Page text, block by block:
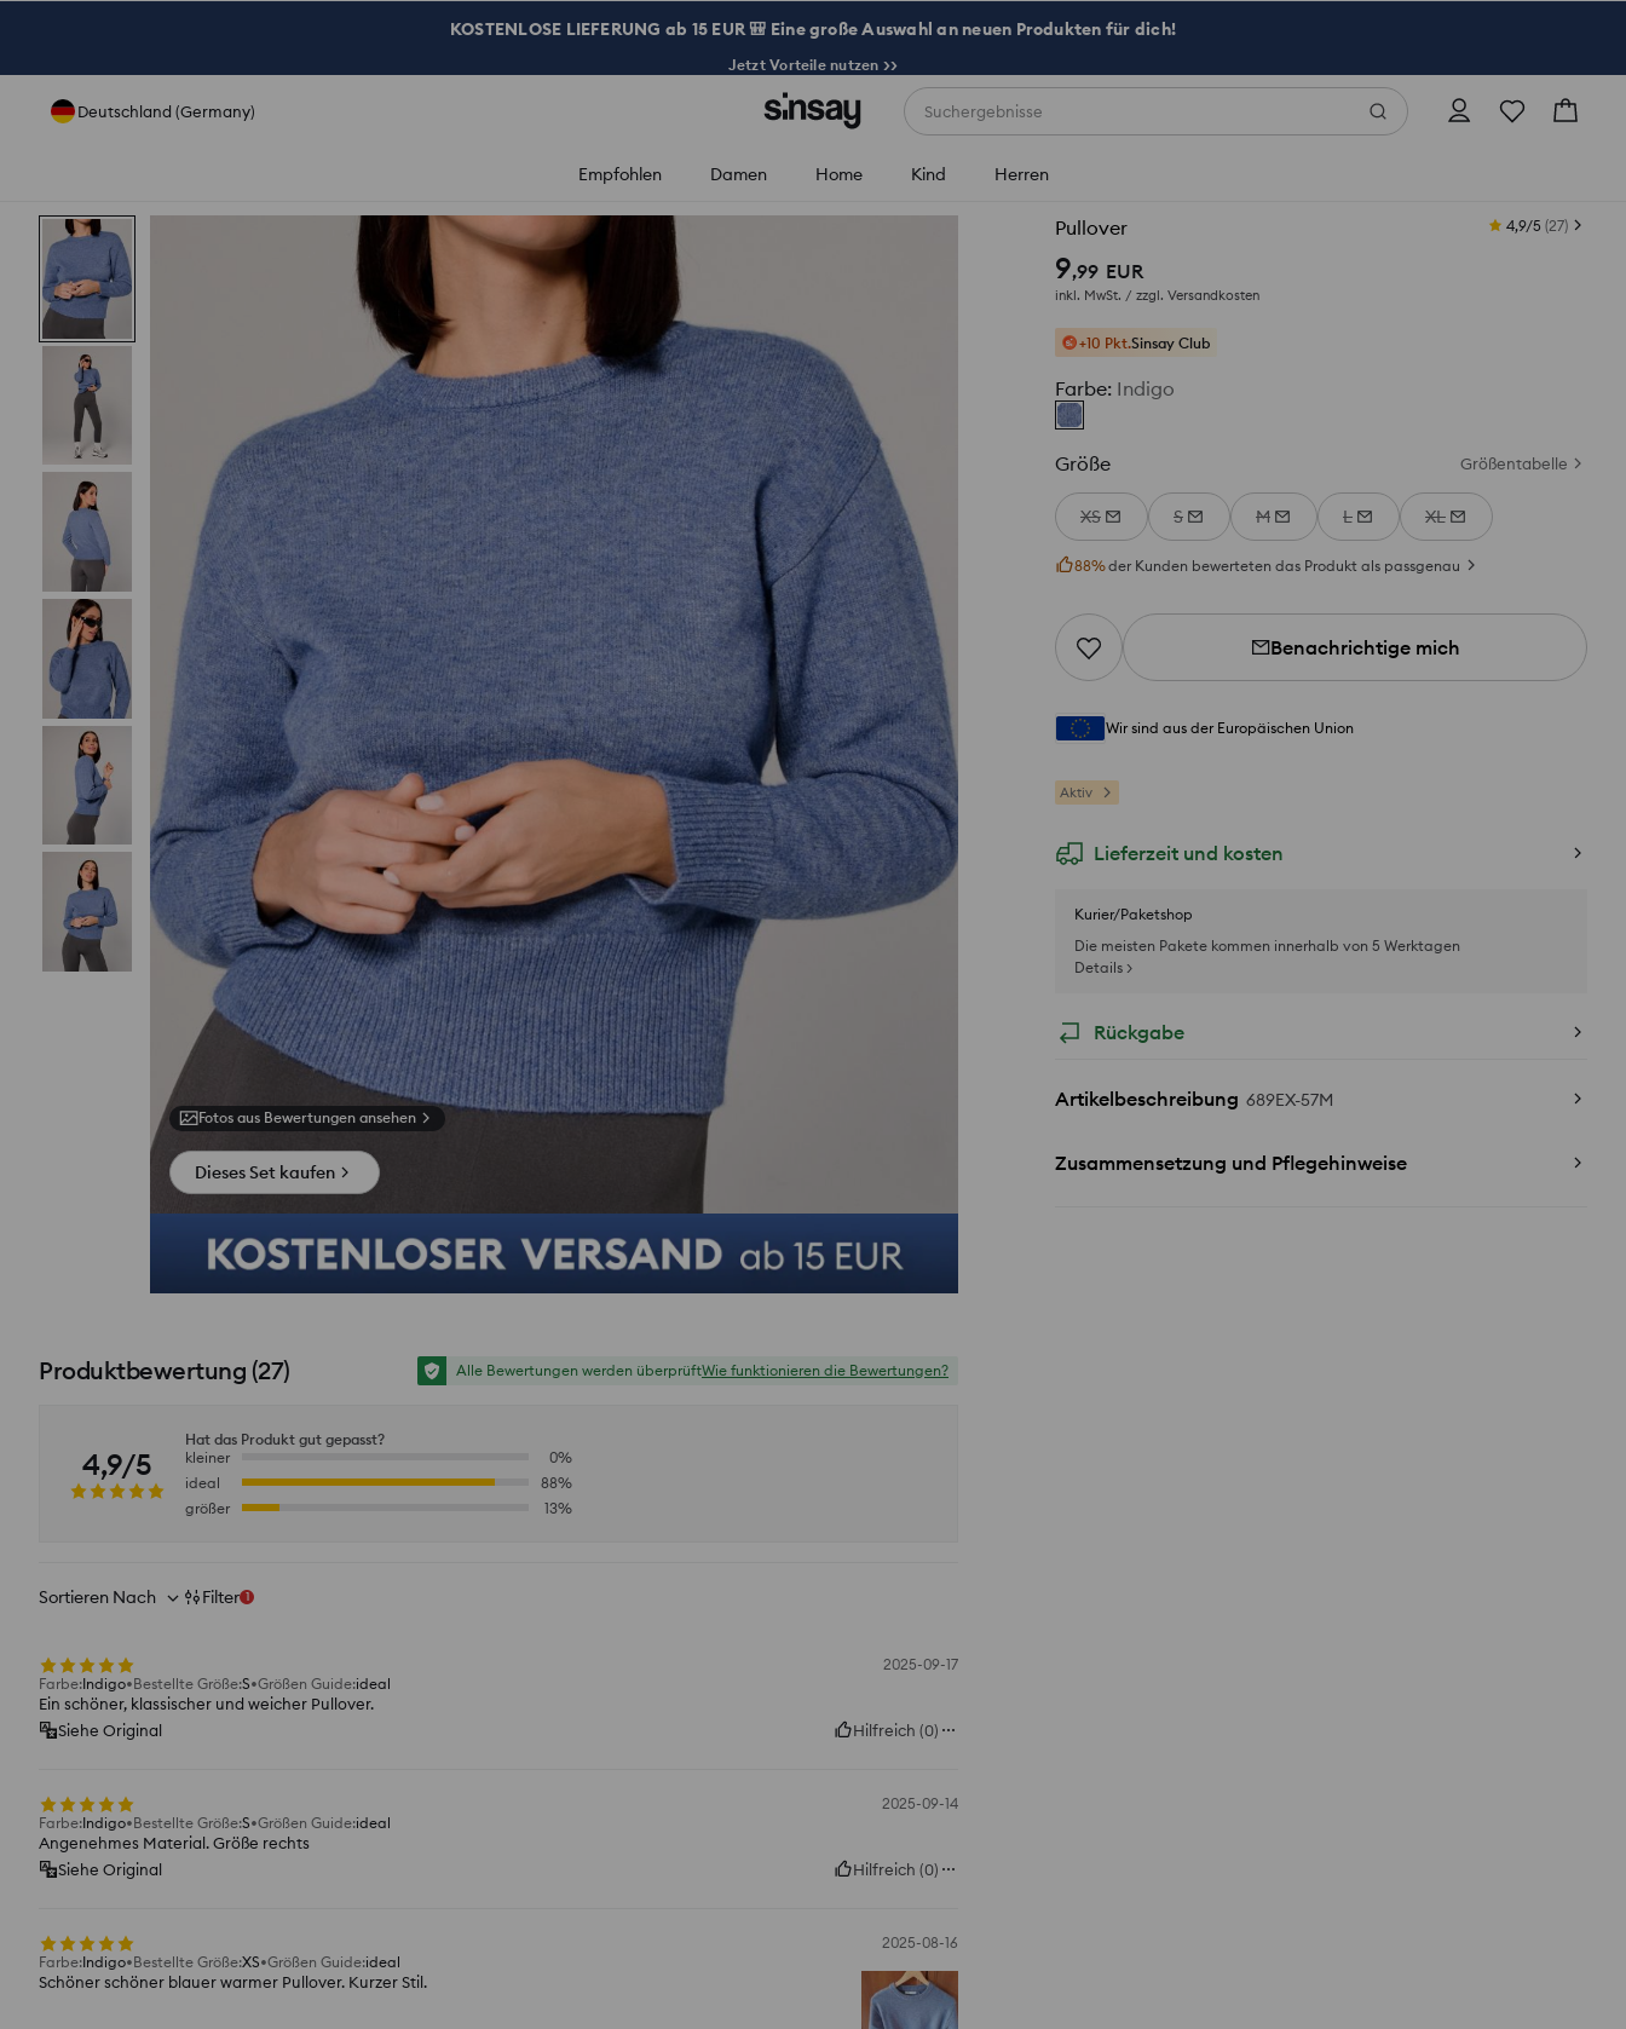
KOSTENLOSE LIEFERUNG ab 15 EUR 🎒 Eine große Auswahl an neuen Produkten für dich!
Jetzt Vorteile nutzen >>
Deutschland (Germany) Suchergebnisse
Empfohlen Damen Home Kind Herren
Pullover 4,9/5 (27)
9,99 EUR
inkl. MwSt. / zzgl. Versandkosten
+10 Pkt.Sinsay Club
Farbe: Indigo
Größe Größentabelle
XS S M L XL
88%der Kunden bewerteten das Produkt als passgenau
Benachrichtige mich
Wir sind aus der Europäischen Union
Aktiv
Lieferzeit und kosten
Kurier/Paketshop
Die meisten Pakete kommen innerhalb von 5 Werktagen
Details >
Rückgabe
Artikelbeschreibung 689EX-57M
Zusammensetzung und Pflegehinweise
Fotos aus Bewertungen ansehen
Dieses Set kaufen
Produktbewertung (27) Alle Bewertungen werden überprüftWie funktionieren die Bewertungen?
4,9/5
Hat das Produkt gut gepasst?
kleiner
0%
ideal
88%
größer
13%
Sortieren Nach Filter 1
2025-09-17
Farbe:Indigo Bestellte Größe:S Größen Guide:ideal
Ein schöner, klassischer und weicher Pullover.
Siehe Original
Hilfreich (0)
2025-09-14
Farbe:Indigo Bestellte Größe:S Größen Guide:ideal
Angenehmes Material. Größe rechts
Siehe Original
Hilfreich (0)
2025-08-16
Farbe:Indigo Bestellte Größe:XS Größen Guide:ideal
Schöner schöner blauer warmer Pullover. Kurzer Stil.